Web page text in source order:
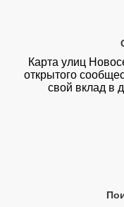
Карта улиц
открытого
свой вклад в